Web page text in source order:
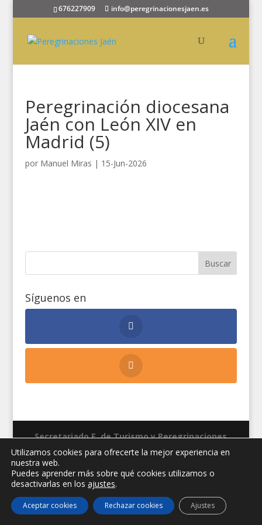
676227909 info@peregrinacionesjaen.es
Peregrinación diocesana
Jaén con León XIV en
Madrid (5)
por Manuel Miras | 15-Jun-2026
Síguenos en
Secretariado E. de Turismo y Peregrinaciones
Diócesis de Jaén|Peregrinaciones Jaén|Aviso
legal|Privacidad
Miras
Utilizamos cookies para ofrecerte la mejor experiencia en
nuestra web.
Puedes aprender más sobre qué cookies utilizamos o
desactivarlas en los ajustes.
Aceptar cookies Rechazar cookies Ajustes